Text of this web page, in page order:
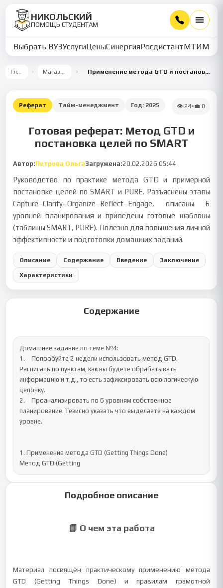
НИКОЛЬСКИЙ
ПОМОЩЬ СТУДЕНТАМ
Выбрать ВУЗУслугиЦеныСинергияРосдистантМТИММУ
Главная Магазин работ Применение метода GTD и постановка целей по SMART и PURE
Реферат Тайм-менеджмент Год: 2025 👁 24•💼 0
Готовая реферат: Метод GTD и
постановка целей по SMART
Автор:Петрова ОльгаЗагружена:20.02.2026 05:44
Руководство по практике метода GTD и примерной
постановке целей по SMART и PURE. Разъяснены этапы
Capture–Clarify–Organize–Reflect–Engage, описаны 6
уровней планирования и приведены готовые шаблоны
(таблицы SMART, PURE). Полезно для повышения личной
эффективности и подготовки домашних заданий.
Описание Содержание Введение Заключение
Характеристики
Содержание
Домашнее задание по теме №4:
1.	Попробуйте 2 недели использовать метод GTD.
Расписать по пунктам, как вы будете обрабатывать
информацию и т.д., то есть зафиксировать всю логическую
цепочку.
2.	Проанализировать по 6 уровням собственное
планирование. Тезисно указать что выделаете на каждом
уровне.
1. Применение метода GTD (Getting Things Done)
Метод GTD (Getting
Подробное описание
📘 О чем эта работа
Материал посвящён практическому применению метода
GTD (Getting Things Done) и правилам грамотной